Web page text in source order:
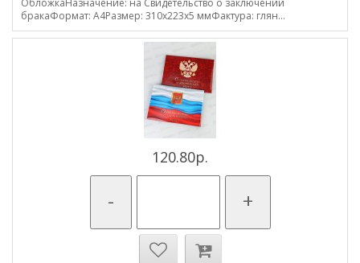
ОбложкаНазначение: на Свидетельство о заключении
бракаФормат: А4Размер: 310х223х5 ммФактура: глян...
120.80р.
- +